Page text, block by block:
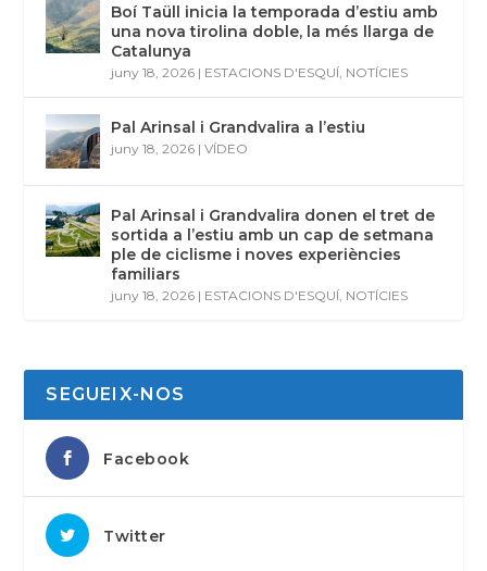
Boí Taüll inicia la temporada d’estiu amb
una nova tirolina doble, la més llarga de
Catalunya
juny 18, 2026 | ESTACIONS D'ESQUÍ NOTÍCIES
Pal Arinsal i Grandvalira a l’estiu
juny 18, 2026 |VÍDEO
Pal Arinsal i Grandvalira donen el tret de
sortida a l’estiu amb un cap de setmana
ple de ciclisme i noves experiències
familiars
juny 18, 2026 | ESTACIONS D'ESQUÍ NOTÍCIES
SEGUEIX-NOS
Facebook
Twitter